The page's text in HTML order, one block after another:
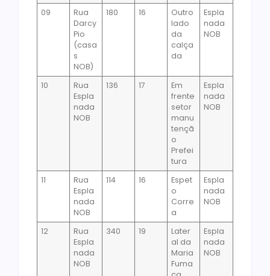
09
Rua
Darcy
Pio
(casa
s
NOB)
180 16
Outro
lado
da
calça
da
Espla
nada
NOB
10
Rua
Espla
nada
NOB
136 17
Em
frente
setor
manu
tençã
o
Prefei
tura
Espla
nada
NOB
11
Rua
Espla
nada
NOB
114 16
Espet
o
Corre
a
Espla
nada
NOB
12
Rua
Espla
nada
NOB
340 19
Later
al da
Maria
Fuma
Espla
nada
NOB